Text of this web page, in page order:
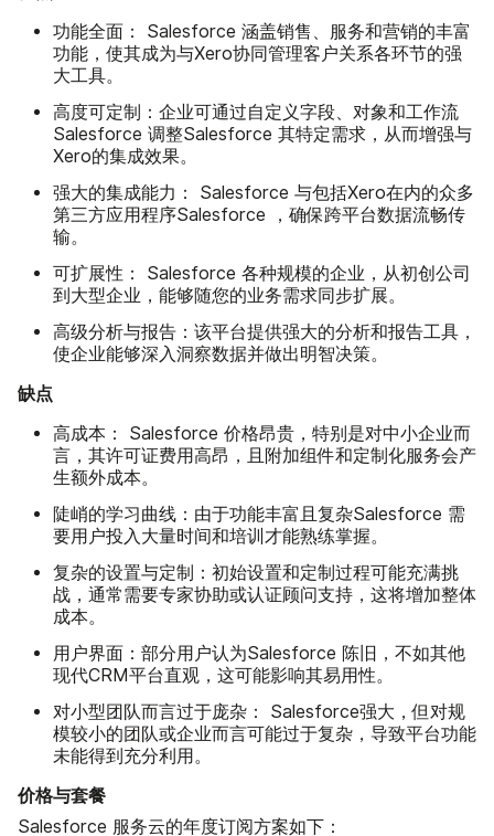
功能全面：
Salesforce 涵盖销售、服务和营销的丰富
功能，使其成为与Xero协同管理客户关系各环节的强
大工具。
高度可定制： 企业可通过自定义字段、对象和工作流
Salesforce 调整Salesforce 其特定需求，从而增强与
Xero的集成效果。
强大的集成能力：
Salesforce 与包括Xero在内的众多
第三方应用程序Salesforce ，确保跨平台数据流畅传
输。
可扩展性：
Salesforce 各种规模的企业，从初创公司
到大型企业，能够随您的业务需求同步扩展。
高级分析与报告： 该平台提供强大的分析和报告工具，
使企业能够深入洞察数据并做出明智决策。
缺点
高成本：
Salesforce 价格昂贵，特别是对中小企业而
言，其许可证费用高昂，且附加组件和定制化服务会产
生额外成本。
陡峭的学习曲线： 由于功能丰富且复杂Salesforce 需
要用户投入大量时间和培训才能熟练掌握。
复杂的设置与定制： 初始设置和定制过程可能充满挑
战，通常需要专家协助或认证顾问支持，这将增加整体
成本。
用户界面： 部分用户认为Salesforce 陈旧，不如其他
现代CRM平台直观，这可能影响其易用性。
对小型团队而言过于庞杂：
Salesforce强大，但对规
模较小的团队或企业而言可能过于复杂，导致平台功能
未能得到充分利用。
价格与套餐
Salesforce 服务云的年度订阅方案如下：